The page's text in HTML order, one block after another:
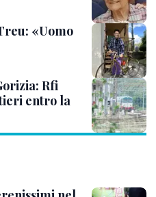
«Uomo
Rfi
entro la